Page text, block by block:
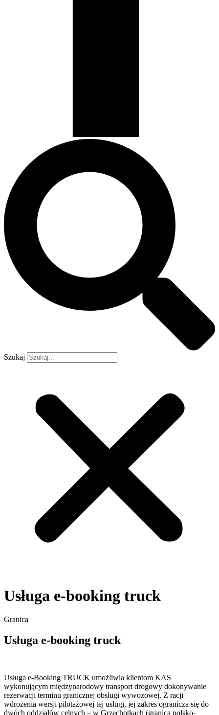
Szukaj
Usługa e-booking truck
Granica
Usługa e-booking truck
Usługa e-Booking TRUCK umożliwia klientom KAS
wykonującym międzynarodowy transport drogowy dokonywanie
rezerwacji terminu granicznej obsługi wywozowej. Z racji
wdrożenia wersji pilotażowej tej usługi, jej zakres ogranicza się do
dwóch oddziałów celnych – w Grzechotkach (granica polsko-